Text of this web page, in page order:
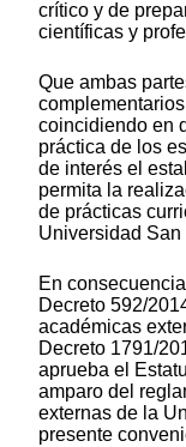
crítico y de
científicas y
Que ambas
coincidiendo en
práctica de los
de interés el
permita la
de prácticas
Universidad
En
Decreto 592/
académicas
Decreto 1791/
aprueba el
amparo del
externas de la
presente